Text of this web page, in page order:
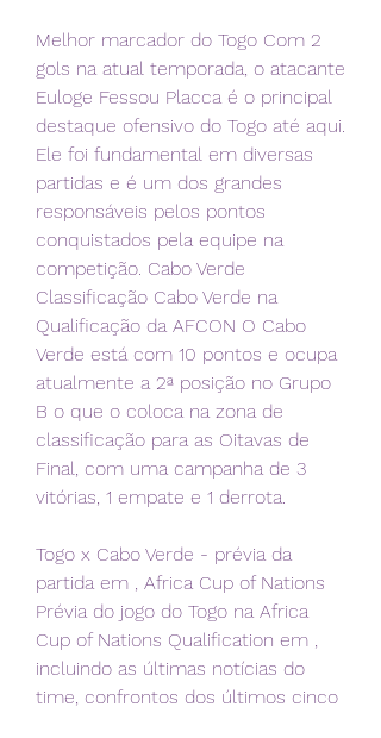
Melhor marcador do Togo Com 2
gols na atual temporada, o atacante
Euloge Fessou Placca é o principal
destaque ofensivo do Togo até aqui.
Ele foi fundamental em diversas
partidas e é um dos grandes
responsáveis pelos pontos
conquistados pela equipe na
competição. Cabo Verde
Classificação Cabo Verde na
Qualificação da AFCON O Cabo
Verde está com 10 pontos e ocupa
atualmente a 2ª posição no Grupo
B o que o coloca na zona de
classificação para as Oitavas de
Final, com uma campanha de 3
vitórias, 1 empate e 1 derrota.
Togo x Cabo Verde - prévia da
partida em , Africa Cup of Nations
Prévia do jogo do Togo na Africa
Cup of Nations Qualification em ,
incluindo as últimas notícias do
time, confrontos dos últimos cinco